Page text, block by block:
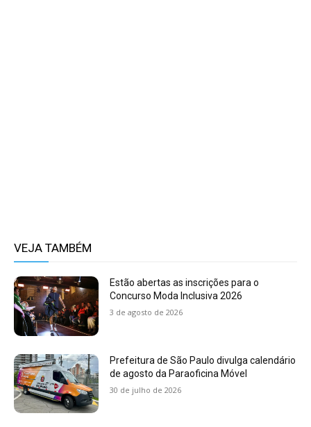
VEJA TAMBÉM
Estão abertas as inscrições para o
Concurso Moda Inclusiva 2026
3 de agosto de 2026
Prefeitura de São Paulo divulga calendário
de agosto da Paraoficina Móvel
30 de julho de 2026